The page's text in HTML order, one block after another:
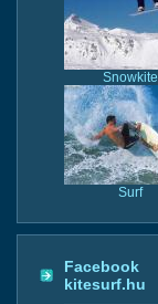
Snowkite
Surf
Facebook
kitesurf.hu